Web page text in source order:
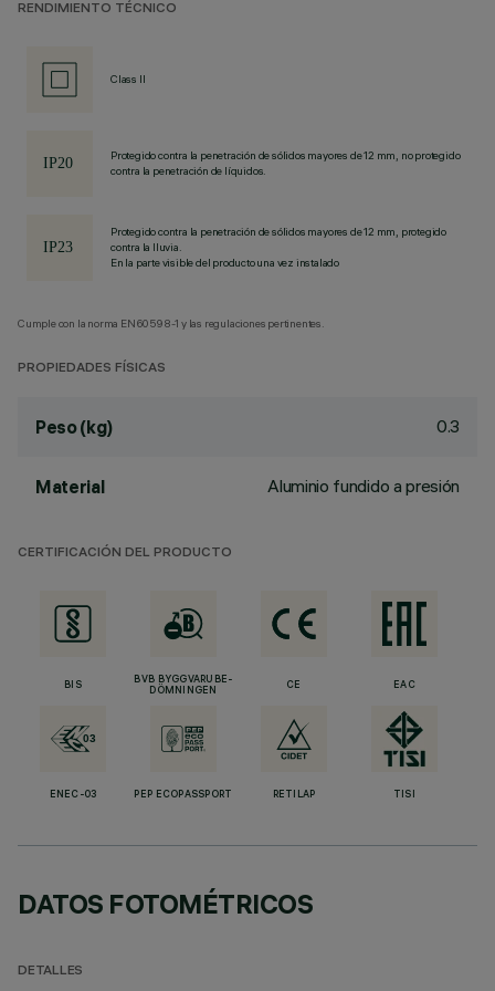
RENDIMIENTO TÉCNICO
Class II
Protegido contra la penetración de sólidos mayores de 12 mm, no protegido
contra la penetración de líquidos.
Protegido contra la penetración de sólidos mayores de 12 mm, protegido
contra la lluvia.
En la parte visible del producto una vez instalado
Cumple con la norma EN60598-1 y las regulaciones pertinentes.
PROPIEDADES FÍSICAS
Peso (kg) 0.3
Material Aluminio fundido a presión
CERTIFICACIÓN DEL PRODUCTO
BIS
BVB BYGGVARUBE-
DÖMNINGEN
CE EAC
ENEC-03 PEP ECOPASSPORT RETILAP TISI
DATOS FOTOMÉTRICOS
DETALLES